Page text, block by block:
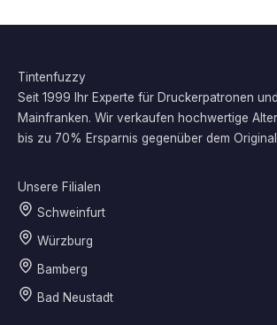
Tintenfuzzy
Seit 1999 Ihr Experte für Druckerpatronen
Mainfranken. Wir verkaufen hochwertige
bis zu 70% Ersparnis gegenüber dem
Unsere Filialen
Schweinfurt
Würzburg
Bamberg
Bad Neustadt